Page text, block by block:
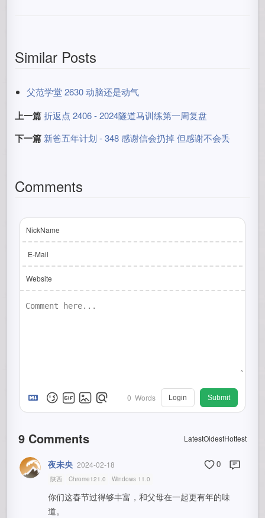
Similar Posts
父范学堂 2630 动脑还是动气
上一篇 折返点 2406 - 2024隧道马训练第一周复盘
下一篇 新爸五年计划 - 348 感谢信会扔掉 但感谢不会丢
Comments
NickName
E-Mail
Website
0 Words Login Submit
9 Comments LatestOldestHottest
夜未央 2024-02-18 0
陕西 Chrome121.0 Windows 11.0
你们这春节过得够丰富，和父母在一起更有年的味
道。